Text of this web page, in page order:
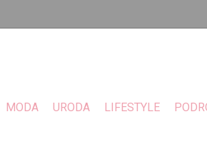
MODA URODA LIFESTYLE